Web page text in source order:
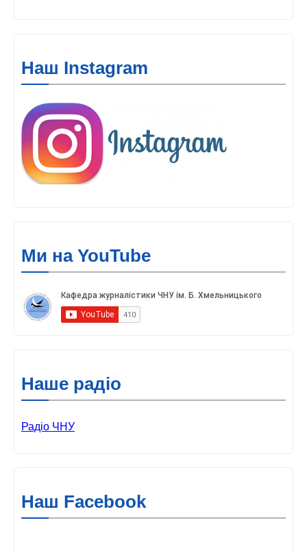
Наш Instagram
Ми на YouTube
Наше радіо
Радіо ЧНУ
Наш Facebook